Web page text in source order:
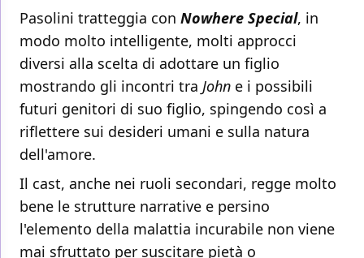
Pasolini tratteggia con Nowhere Special, in
modo molto intelligente, molti approcci
diversi alla scelta di adottare un figlio
mostrando gli incontri tra John e i possibili
futuri genitori di suo figlio, spingendo così a
riflettere sui desideri umani e sulla natura
dell'amore.
Il cast, anche nei ruoli secondari, regge molto
bene le strutture narrative e persino
l'elemento della malattia incurabile non viene
mai sfruttato per suscitare pietà o